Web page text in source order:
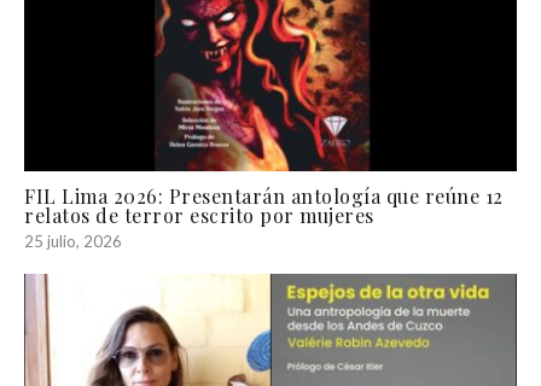
FIL Lima 2026: Presentarán antología que reúne 12
relatos de terror escrito por mujeres
25 julio, 2026